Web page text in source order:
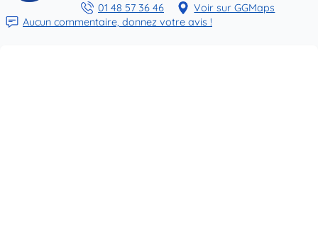
01 48 57 36 46
Voir sur GGMaps
Aucun commentaire, donnez votre avis !